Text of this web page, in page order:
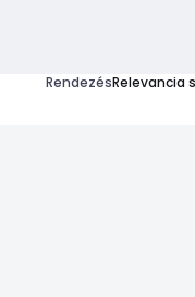
Rendezés